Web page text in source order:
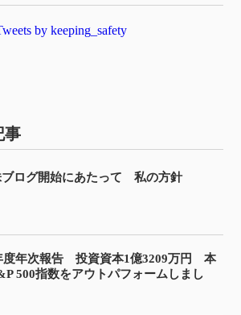
by keeping_safety
事
ブログ開始にあたって 私の方針
度年次報告 投資資本1億3209万円 本
500指数をアウトパフォームしまし